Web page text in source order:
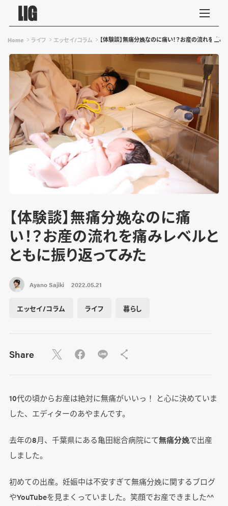
Home ライフ エッセイ/コラム 【体験談】無痛分娩なのに痛い！？お産の流れを痛み
【体験談】無痛分娩なのに痛
い！？お産の流れを痛みレベルと
ともに振り返ってみた
Ayano Sajiki 2022.05.21
エッセイ/コラム ライフ 暮らし
Share
10代の頃からお産は絶対に無痛がいいっ！ と心に決めていま
した、エディターのあやまんです。
去年の8月、千葉県にある亀田総合病院にて無痛分娩で出産
しました。
初めての出産。妊娠中は不安すぎて無痛分娩に関するブログ
やYouTubeを見まくっていました。笑顔でお産できました^^